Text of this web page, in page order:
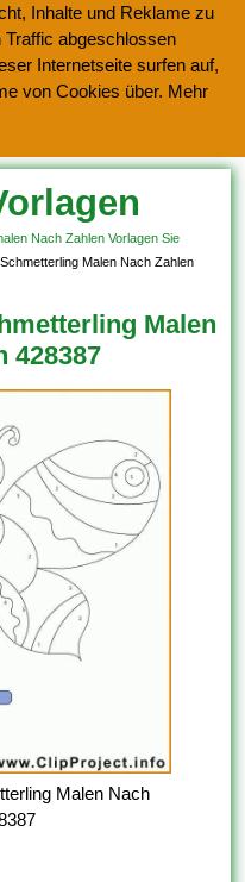
Inhalte und Reklame zu
abgeschlossen
Internetseite surfen auf,
von Cookies über. Mehr
Nach Zahlen Vorlagen Sie
Malen Nach Zahlen
Malen
428387
Malen Nach